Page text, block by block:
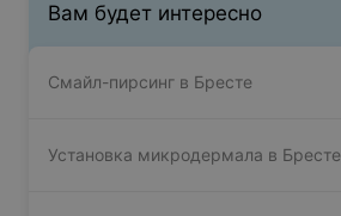
Вам будет интересно
Смайл-пирсинг в Бресте
Установка микродермала в Бресте